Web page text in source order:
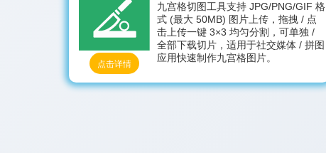
点击详情
九宫格切图工具支持 JPG/PNG/GIF 格
式 (最大 50MB) 图片上传，拖拽 / 点
击上传一键 3×3 均匀分割，可单独 /
全部下载切片，适用于社交媒体 / 拼图
应用快速制作九宫格图片。